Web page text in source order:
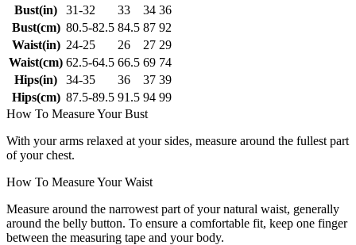
Bust(in)
31-32 33 34 36
Bust(cm) 80.5-82.5 84.5 87 92
Waist(in) 24-25 26 27 29
Waist(cm) 62.5-64.5 66.5 69 74
Hips(in)
34-35 36 37 39
Hips(cm) 87.5-89.5 91.5 94 99
How To Measure Your Bust
With your arms relaxed at your sides, measure around the fullest part
of your chest.
How To Measure Your Waist
Measure around the narrowest part of your natural waist, generally
around the belly button. To ensure a comfortable fit, keep one finger
between the measuring tape and your body.